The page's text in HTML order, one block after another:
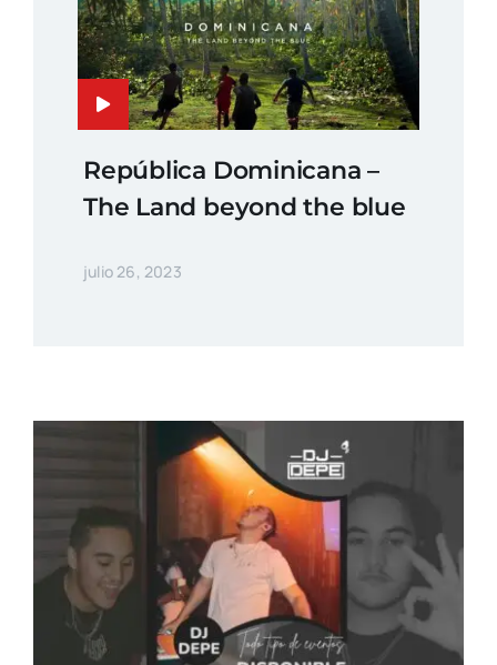
República Dominicana –
The Land beyond the blue
julio 26, 2023